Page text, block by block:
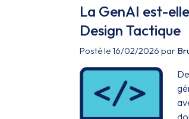
La GenAI est-
Design Tactique
Posté le 16/02/2026 par